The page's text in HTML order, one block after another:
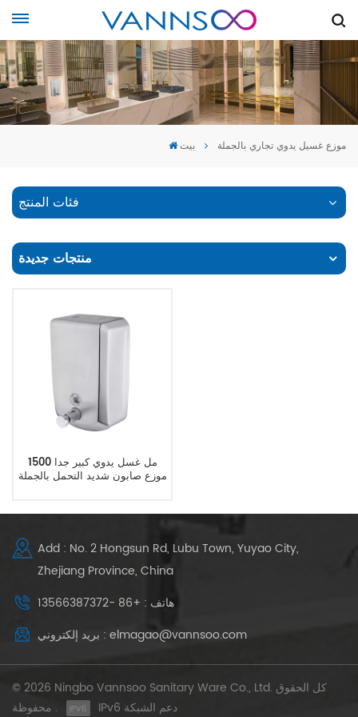
بيت موزع غسيل يدوي تجاري بالجملة
فئات المنتج
منتجات جديدة
1500 مل غسل يدوي كبير جدا
موزع صابون شديد التحمل بالجملة
Add : No. 2 Hongsun Rd, Lubu Town, Yuyao City,
Zhejiang Province, China
هاتف : +86 -13566387372
بريد إلكتروني : elmagao@vannsoo.com
© 2026 Ningbo Vannsoo Sanitary Ware Co., Ltd. كل الحقوق
محفوظة .
IPv6 دعم الشبكة